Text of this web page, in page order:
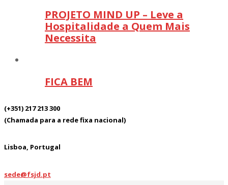
PROJETO MIND UP – Leve a
Hospitalidade a Quem Mais
Necessita
FICA BEM
(+351) 217 213 300
(Chamada para a rede fixa nacional)
Lisboa, Portugal
sede@fsjd.pt